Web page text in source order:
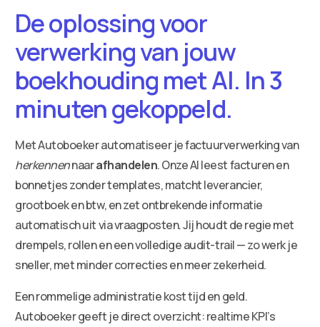
De oplossing voor
verwerking van jouw
boekhouding met AI. In 3
minuten gekoppeld.
Met Autoboeker automatiseer je factuurverwerking van
herkennennaarafhandelen. Onze AI leest facturen en
bonnetjes zonder templates, matcht leverancier,
grootboek en btw, en zet ontbrekende informatie
automatisch uit via vraagposten. Jij houdt de regie met
drempels, rollen en een volledige audit-trail — zo werk je
sneller, met minder correcties en meer zekerheid.
Een rommelige administratie kost tijd en geld.
Autoboeker geeft je direct overzicht: realtime KPI’s